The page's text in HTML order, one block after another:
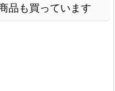
品も買っています